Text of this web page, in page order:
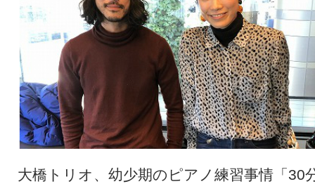
大橋トリオ、幼少期のピアノ練習事情「30